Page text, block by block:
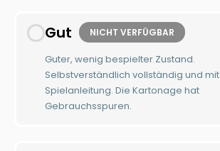
Gut NICHT VERFÜGBAR
Guter, wenig bespielter Zustand.
Selbstverständlich vollständig und mit
Spielanleitung. Die Kartonage hat
Gebrauchsspuren.